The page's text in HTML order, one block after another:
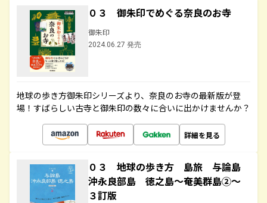
０３ 御朱印でめぐる奈良のお寺
御朱印
2024.06.27 発売
地球の歩き方御朱印シリーズより、奈良のお寺の最新版が登
場！すばらしい古寺と御朱印の数々に合いに出かけませんか？
詳細を見る
０３ 地球の歩き方 島旅 与論島
沖永良部島 徳之島～奄美群島②～
３訂版